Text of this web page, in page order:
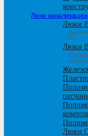
Люки
Люки
50
Люки
Люки